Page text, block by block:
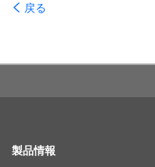
戻る
SITE MAP
製品情報